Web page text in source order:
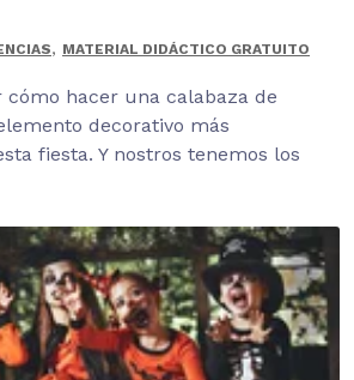
, MATERIAL DIDÁCTICO GRATUITO
cómo hacer una calabaza de
decorativo más
fiesta. Y nostros tenemos los